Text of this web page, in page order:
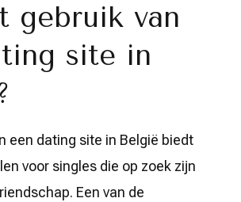
gebruik van
site in
een dating site in België biedt
voor singles die op zoek zijn
Een van de